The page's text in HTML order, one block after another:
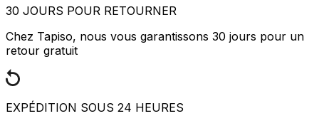
30 JOURS POUR RETOURNER
Chez Tapiso, nous vous garantissons 30 jours pour un
retour gratuit
EXPÉDITION SOUS 24 HEURES